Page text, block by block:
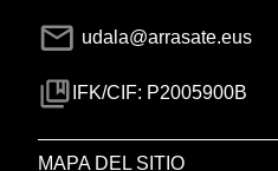
udala@arrasate.eus
IFK/CIF: P2005900B
MAPA DEL SITIO